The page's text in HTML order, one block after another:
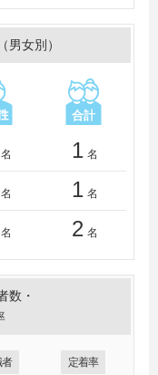
日本経済大学（福
カレッジ
男女別）
名 1 名
名 1 名
名 2 名
数・
定着率